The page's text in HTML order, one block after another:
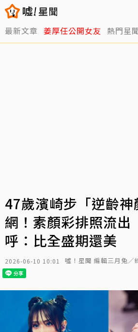
最新文章 姜厚任公開女友 熱門星
47歲濱崎步「逆齡
網！素顏彩排照流
呼：比全盛期還美
2026-06-10 10:01 噓！星聞 編輯三月兔／